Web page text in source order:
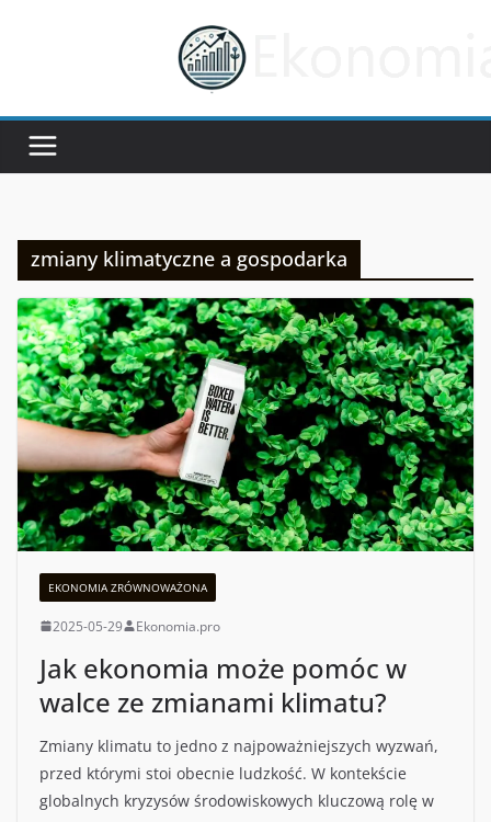
zmiany klimatyczne a gospodarka
EKONOMIA ZRÓWNOWAŻONA
2025-05-29 Ekonomia.pro
Jak ekonomia może pomóc w
walce ze zmianami klimatu?
Zmiany klimatu to jedno z najpoważniejszych wyzwań,
przed którymi stoi obecnie ludzkość. W kontekście
globalnych kryzysów środowiskowych kluczową rolę w